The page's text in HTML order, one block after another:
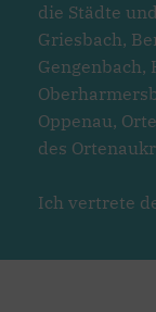
die Städte
Griesbach,
Gengenbach,
Oppenau,
des
Ich vertrete